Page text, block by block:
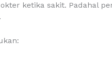
ketika sakit. Padahal